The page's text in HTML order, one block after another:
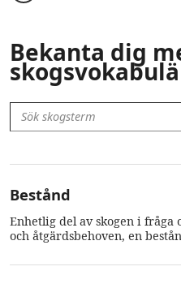
Bekanta dig
Bestånd
Enhetlig del av skogen i fråga
och åtgärdsbehoven, en